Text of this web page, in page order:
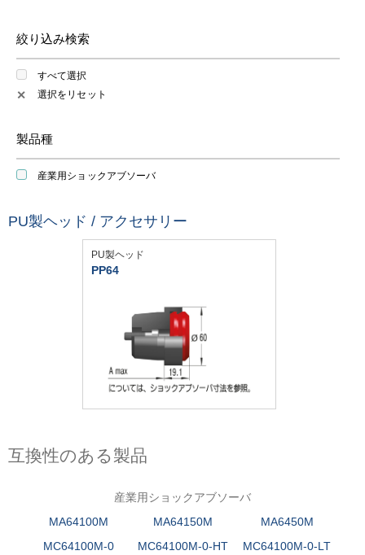
絞り込み検索
すべて選択
✕ 選択をリセット
製品種
産業用ショックアブソーバ
PU製ヘッド / アクセサリー
PU製ヘッド
PP64
互換性のある製品
産業用ショックアブソーバ
MA64100M
MA64150M
MA6450M
MC64100M-0
MC64100M-0-HT
MC64100M-0-LT